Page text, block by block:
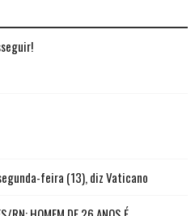
feira (13), diz Vaticano